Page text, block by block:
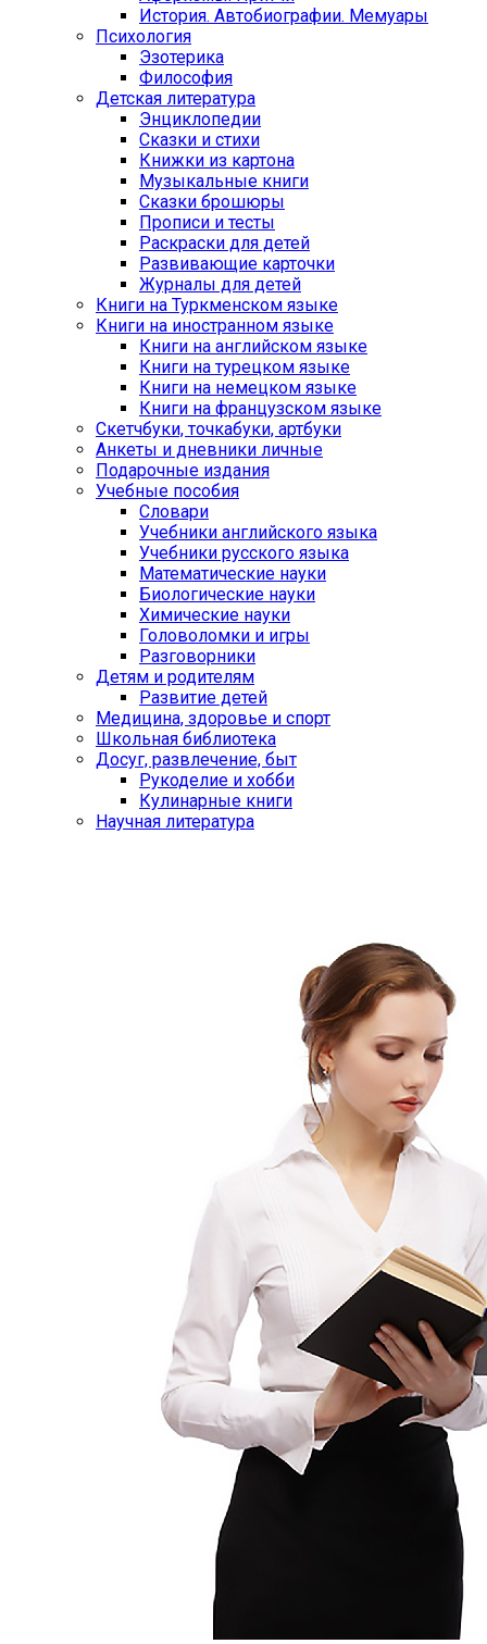
История. Автобиографии. Мемуары
Психология
Эзотерика
Философия
Детская литература
Энциклопедии
Сказки и стихи
Книжки из картона
Музыкальные книги
Сказки брошюры
Прописи и тесты
Раскраски для детей
Развивающие карточки
Журналы для детей
Книги на Туркменском языке
Книги на иностранном языке
Книги на английском языке
Книги на турецком языке
Книги на немецком языке
Книги на французском языке
Cкетчбуки, точкабуки, артбуки
Анкеты и дневники личные
Подарочные издания
Учебные пособия
Словари
Учебники английского языка
Учебники русского языка
Математические науки
Биологические науки
Химические науки
Головоломки и игры
Разговорники
Детям и родителям
Развитие детей
Медицина, здоровье и спорт
Школьная библиотека
Досуг, развлечение, быт
Рукоделие и хобби
Кулинарные книги
Научная литература